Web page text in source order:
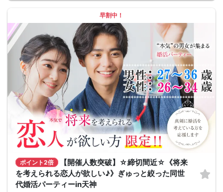
早割中！
ポイント2倍
【開催人数突破】☆締切間近☆《将来
を考えられる恋人が欲しい♪》ぎゅっと絞った同世
代婚活パーティーin天神